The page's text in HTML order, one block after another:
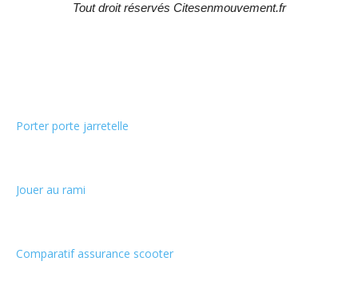
Tout droit réservés Citesenmouvement.fr
Porter porte jarretelle
Jouer au rami
Comparatif assurance scooter